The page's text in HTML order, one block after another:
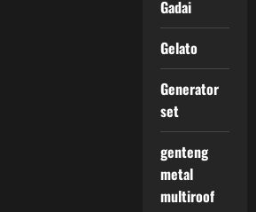
Gadai
Gelato
Generator
set
genteng
metal
multiroof